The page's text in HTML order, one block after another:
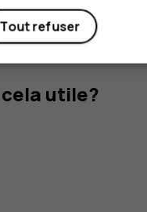
utile?
Tout refuser